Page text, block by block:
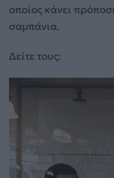
οποίος κάνει
σαμπάνια.
Δείτε τους: